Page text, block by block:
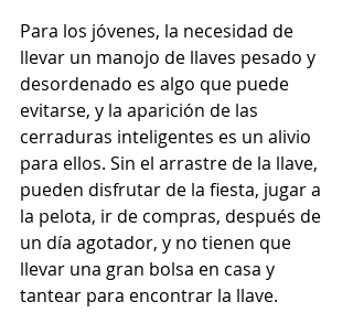
Para los jóvenes, la necesidad de
llevar un manojo de llaves pesado y
desordenado es algo que puede
evitarse, y la aparición de las
cerraduras inteligentes es un alivio
para ellos. Sin el arrastre de la llave,
pueden disfrutar de la fiesta, jugar a
la pelota, ir de compras, después de
un día agotador, y no tienen que
llevar una gran bolsa en casa y
tantear para encontrar la llave.